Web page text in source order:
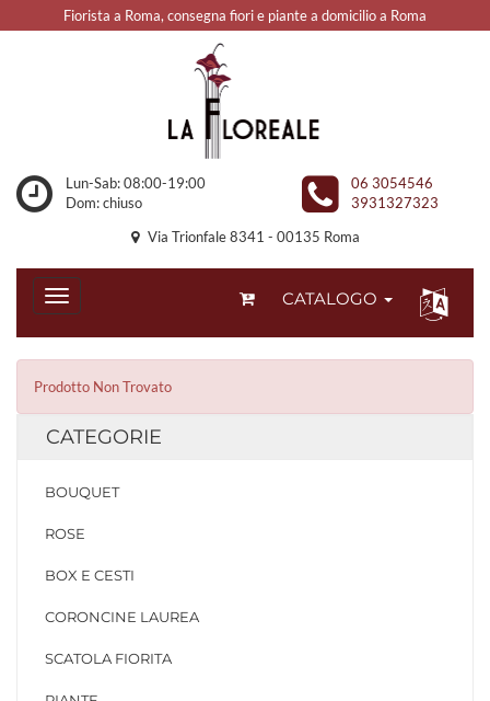
Fiorista a Roma, consegna fiori e piante a domicilio a Roma
Lun-Sab: 08:00-19:00
Dom: chiuso
06 3054546
3931327323
Via Trionfale 8341 - 00135 Roma
CATALOGO
Prodotto Non Trovato
CATEGORIE
BOUQUET
ROSE
BOX E CESTI
CORONCINE LAUREA
SCATOLA FIORITA